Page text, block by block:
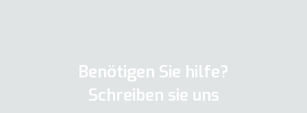
Benötigen Sie hilfe?
Schreiben sie uns